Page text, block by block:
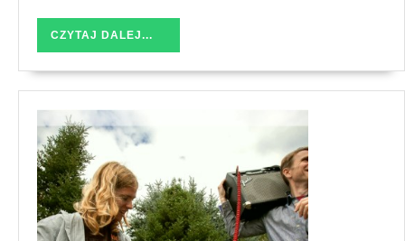
CZYTAJ DALEJ...
DALEJ...